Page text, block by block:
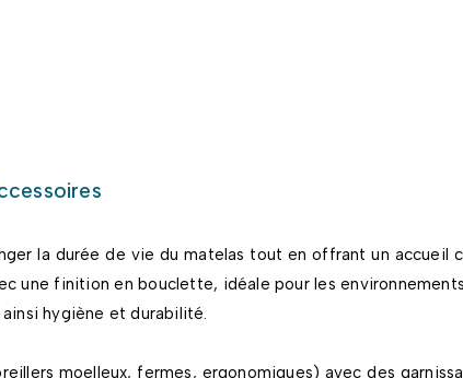
la durée de vie du matelas tout en offrant un accueil
une finition en bouclette, idéale pour les
hygiène et durabilité.
moelleux, fermes, ergonomiques) avec des